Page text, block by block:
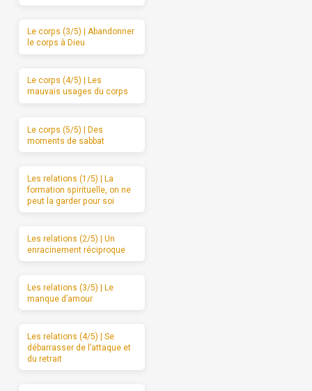
Le corps (3/5) | Abandonner
le corps à Dieu
Le corps (4/5) | Les
mauvais usages du corps
Le corps (5/5) | Des
moments de sabbat
Les relations (1/5) | La
formation spirituelle, on ne
peut la garder pour soi
Les relations (2/5) | Un
enracinement réciproque
Les relations (3/5) | Le
manque d’amour
Les relations (4/5) | Se
débarrasser de l’attaque et
du retrait